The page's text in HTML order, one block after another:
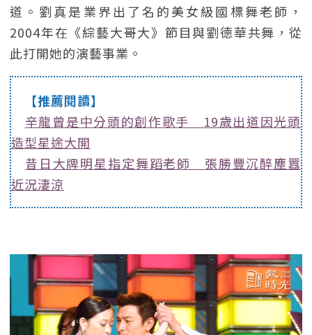
道。劉真是業界出了名的美女級國標舞老師，
2004年在《綜藝大哥大》節目與劉德華共舞，從
此打開她的演藝事業。
【推薦閱讀】
辛龍曾是中分頭的創作歌手 19歲出道因光頭
造型星途大開
昔日大牌明星指定舞蹈老師 張勝豐沉醉塵囂
近況淒涼